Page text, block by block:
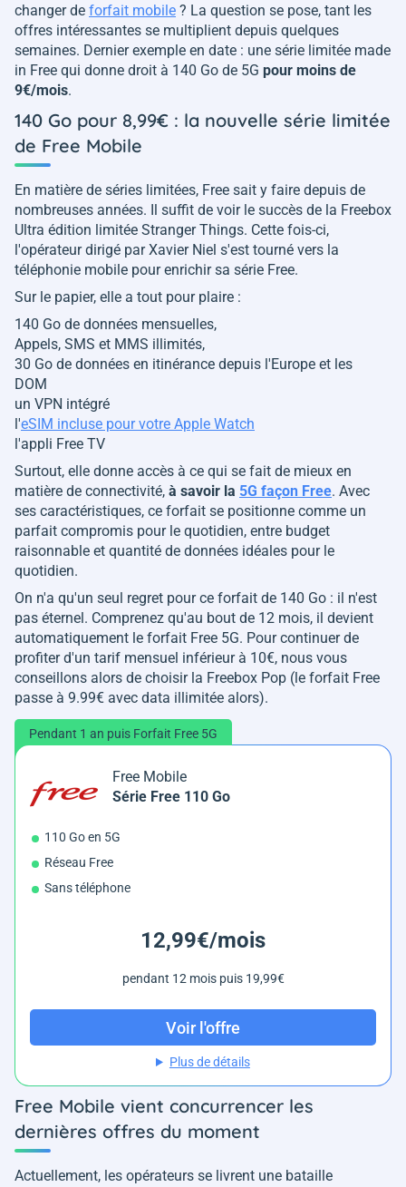
changer de forfait mobile ? La question se pose, tant les
offres intéressantes se multiplient depuis quelques
semaines. Dernier exemple en date : une série limitée made
in Free qui donne droit à 140 Go de 5G pour moins de
9€/mois.
140 Go pour 8,99€ : la nouvelle série limitée
de Free Mobile
En matière de séries limitées, Free sait y faire depuis de
nombreuses années. Il suffit de voir le succès de la Freebox
Ultra édition limitée Stranger Things. Cette fois-ci,
l'opérateur dirigé par Xavier Niel s'est tourné vers la
téléphonie mobile pour enrichir sa série Free.
Sur le papier, elle a tout pour plaire :
140 Go de données mensuelles,
Appels, SMS et MMS illimités,
30 Go de données en itinérance depuis l'Europe et les
DOM
un VPN intégré
l'eSIM incluse pour votre Apple Watch
l'appli Free TV
Surtout, elle donne accès à ce qui se fait de mieux en
matière de connectivité, à savoir la 5G façon Free. Avec
ses caractéristiques, ce forfait se positionne comme un
parfait compromis pour le quotidien, entre budget
raisonnable et quantité de données idéales pour le
quotidien.
On n'a qu'un seul regret pour ce forfait de 140 Go : il n'est
pas éternel. Comprenez qu'au bout de 12 mois, il devient
automatiquement le forfait Free 5G. Pour continuer de
profiter d'un tarif mensuel inférieur à 10€, nous vous
conseillons alors de choisir la Freebox Pop (le forfait Free
passe à 9.99€ avec data illimitée alors).
Pendant 1 an puis Forfait Free 5G
Free Mobile
Série Free 110 Go
110 Go en 5G
Réseau Free
Sans téléphone
12,99€/mois
pendant 12 mois puis 19,99€
Voir l'offre
Plus de détails
Free Mobile vient concurrencer les
dernières offres du moment
Actuellement, les opérateurs se livrent une bataille